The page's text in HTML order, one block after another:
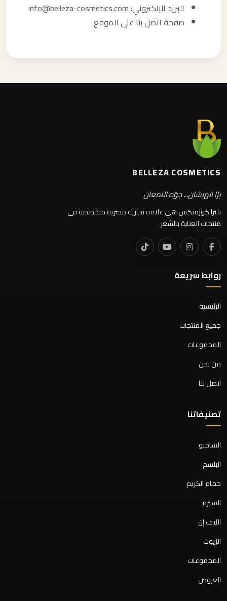
البريد الإلكتروني: info@belleza-cosmetics.com
صفحة اتصل بنا على الموقع
BELLEZA COSMETICS
برّا الهيشان... جوّه اللمعان
بليزا كوزمتكس هي علامة تجارية مصرية متخصصة في
منتجات العناية بالشعر
روابط سريعة
الرئيسية
جميع المنتجات
المجموعات
من نحن
اتصل بنا
تصنيفاتنا
الشامبو
البلسم
حمام الكريم
السيرم
الليف إن
الزيوت
المجموعات
العروض